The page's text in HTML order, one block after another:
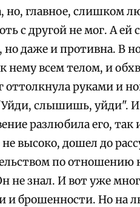
но, главное, слишком
с другой не мог. А ей
даже и противна. В
нему всем телом, и
оттолкнула руками и
слышишь, уйди". И
разлюбила его, так
высоко, дошел до
по отношению
не знал. И вот уже
и брошенности. Но на